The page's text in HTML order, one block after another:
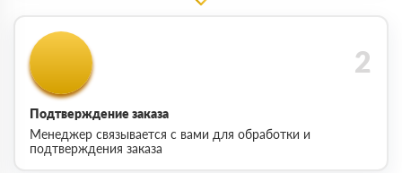
Подтверждение заказа
Менеджер связывается с вами для обработки и
подтверждения заказа